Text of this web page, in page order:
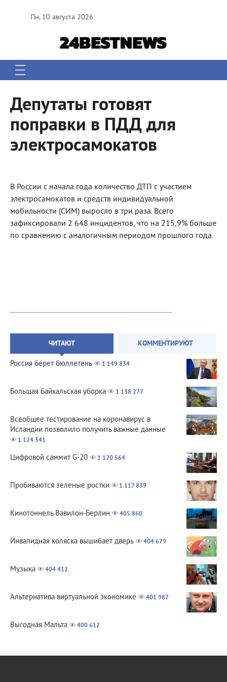
Пн, 10 августа 2026
Депутаты готовят
поправки в ПДД для
электросамокатов
В России с начала года количество ДТП с участием
электросамокатов и средств индивидуальной
мобильности (СИМ) выросло в три раза. Всего
зафиксировали 2 648 инцидентов, что на 215,9% больше
по сравнению с аналогичным периодом прошлого года.
ЧИТАЮТ КОММЕНТИРУЮТ
Россия берет бюллетень 1 149 834
Большая байкальская уборка 1 138 277
Всеобщее тестирование на коронавирус в
Исландии позволило получить важные данные
1 124 341
Цифровой саммит G-20 1 120 564
Пробиваются зеленые ростки 1 117 839
Кинотоннель Вавилон-Берлин 405 860
Инвалидная коляска вышибает дверь 404 679
Музыка 404 412
Альтернатива виртуальной экономике 401 987
Выгодная Мальта 400 612